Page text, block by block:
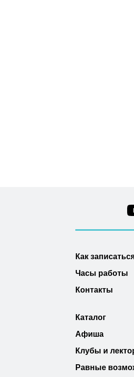
Как
Часы работы
Контакты
Каталог
Афиша
Клубы и
Равные